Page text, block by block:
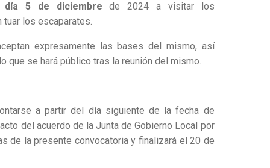
día 5 de diciembre de 2024 a visitar los
los escaparates.
expresamente las bases del mismo, así
que se hará público tras la reunión del mismo.
a partir del día siguiente de la fecha de
del acuerdo de la Junta de Gobierno Local por
de la presente convocatoria y finalizará el 20 de